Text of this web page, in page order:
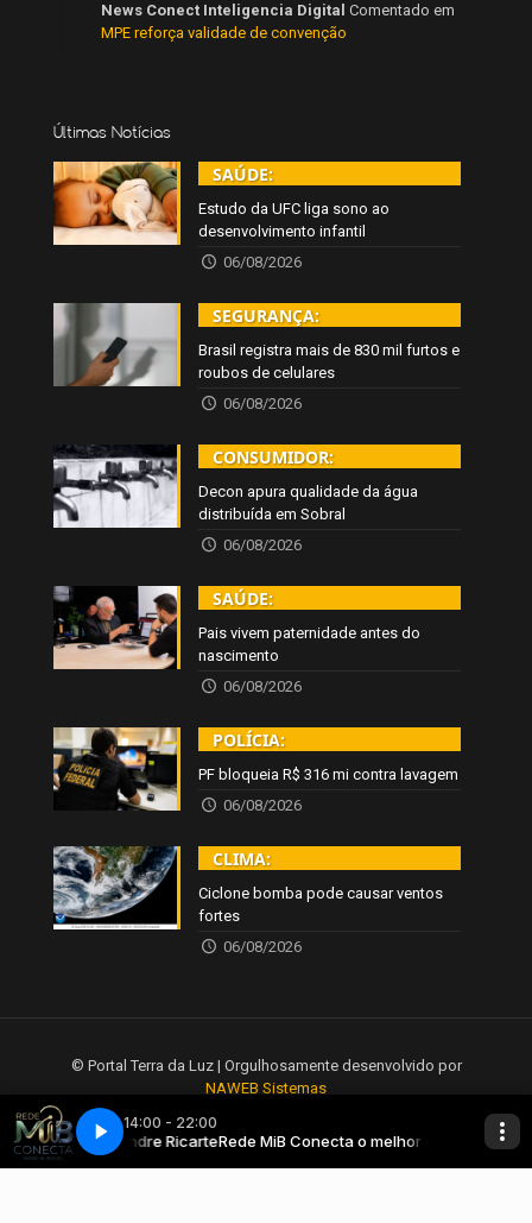
News Conect Inteligencia Digital Comentado em
MPE reforça validade de convenção
Últimas Notícias
SAÚDE:
Estudo da UFC liga sono ao
desenvolvimento infantil
06/08/2026
SEGURANÇA:
Brasil registra mais de 830 mil furtos e
roubos de celulares
06/08/2026
CONSUMIDOR:
Decon apura qualidade da água
distribuída em Sobral
06/08/2026
SAÚDE:
Pais vivem paternidade antes do
nascimento
06/08/2026
POLÍCIA:
PF bloqueia R$ 316 mi contra lavagem
06/08/2026
CLIMA:
Ciclone bomba pode causar ventos
fortes
06/08/2026
© Portal Terra da Luz | Orgulhosamente desenvolvido por
NAWEB Sistemas